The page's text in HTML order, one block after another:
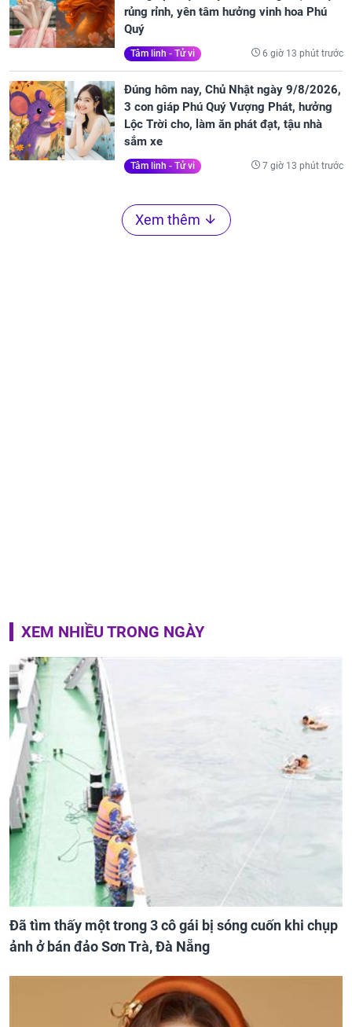
rủng rỉnh, yên tâm hưởng vinh hoa Phú
Quý
Tâm linh - Tử vi 6 giờ 13 phút trước
Đúng hôm nay, Chủ Nhật ngày 9/8/2026,
3 con giáp Phú Quý Vượng Phát, hưởng
Lộc Trời cho, làm ăn phát đạt, tậu nhà
sắm xe
Tâm linh - Tử vi 7 giờ 13 phút trước
Xem thêm
XEM NHIỀU TRONG NGÀY
Đã tìm thấy một trong 3 cô gái bị sóng cuốn khi chụp
ảnh ở bán đảo Sơn Trà, Đà Nẵng